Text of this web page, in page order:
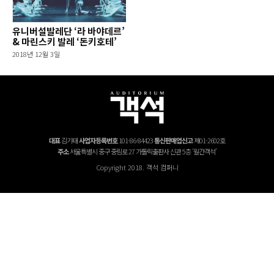
유니버설발레단 ‘라 바야데르’
& 마린스키 발레 ‘돈키호테’
2018년 12월 3일
대표김기태사업자등록번호101-86-84423통신판매업신고제01-2602호
주소서울특별시 중구 중림로 27 가톨릭출판사 신관 5층 '월간객석'
Copyright 2018. 객석 컴퍼니